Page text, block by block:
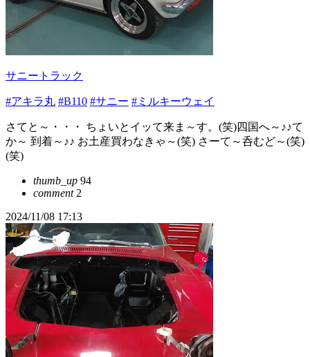
サニートラック
#アキラ丸 #B110 #サニー #ミルキーウェイ
さてと～・・・ ちょいとイッて来ま～す。(笑)四国へ～♪♪て
か～ 到着～♪♪ お土産買わなきゃ～(笑) さーて～呑むど～(笑)
(笑)
thumb_up 94
comment2
2024/11/08 17:13